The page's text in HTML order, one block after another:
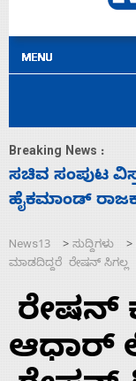
Breaking News :
ಮತ್ತು
News13 > ಸುದ್ದಿಗಳು >
ಮಾಡದಿದ್ದರೆ ರೇಷನ್ ಸಿಗಲ್ಲ
ರೇಷನ್
ಆಧಾರ್